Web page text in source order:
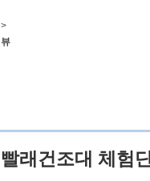
래건조대 체험